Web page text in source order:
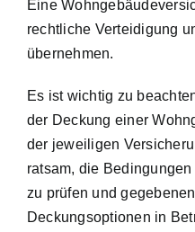
Eine
rechtliche Verteidigung
übernehmen.
Es ist wichtig zu
der Deckung einer
der jeweiligen
ratsam, die
zu prüfen und
Deckungsoptionen in